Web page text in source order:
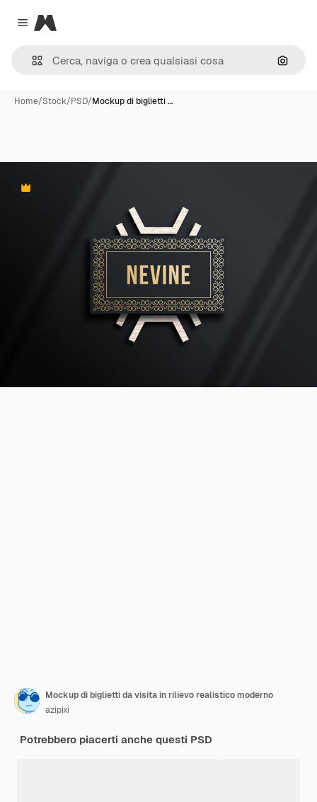
Close menu
Magnific
Cerca
Home/Stock/PSD/Mockup di biglietti …
Premium
Mockup di biglietti da visita in rilievo realistico moderno
azipixi
Potrebbero piacerti anche questi PSD